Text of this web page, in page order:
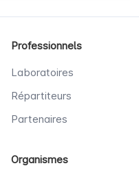
Professionnels
Laboratoires
Répartiteurs
Partenaires
Organismes